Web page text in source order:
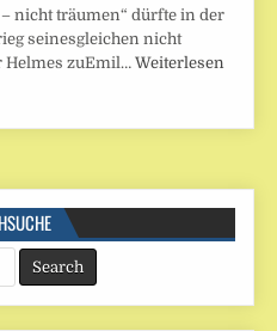
nicht träumen“ dürfte in der
seinesgleichen nicht
Helmes zuEmil…Weiterlesen